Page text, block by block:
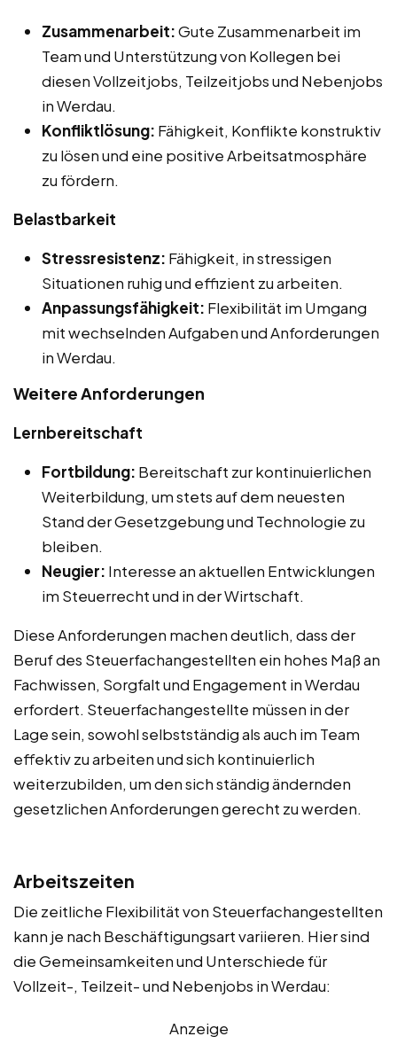
Zusammenarbeit:Gute Zusammenarbeit im
Team und Unterstützung von Kollegen bei
diesen Vollzeitjobs, Teilzeitjobs und Nebenjobs
in Werdau.
Konfliktlösung: Fähigkeit, Konflikte konstruktiv
zu lösen und eine positive Arbeitsatmosphäre
zu fördern.
Belastbarkeit
Stressresistenz: Fähigkeit, in stressigen
Situationen ruhig und effizient zu arbeiten.
Anpassungsfähigkeit: Flexibilität im Umgang
mit wechselnden Aufgaben und Anforderungen
in Werdau.
Weitere Anforderungen
Lernbereitschaft
Fortbildung: Bereitschaft zur kontinuierlichen
Weiterbildung, um stets auf dem neuesten
Stand der Gesetzgebung und Technologie zu
bleiben.
Neugier: Interesse an aktuellen Entwicklungen
im Steuerrecht und in der Wirtschaft.
Diese Anforderungen machen deutlich, dass der
Beruf des Steuerfachangestellten ein hohes Maß an
Fachwissen, Sorgfalt und Engagement in Werdau
erfordert. Steuerfachangestellte müssen in der
Lage sein, sowohl selbstständig als auch im Team
effektiv zu arbeiten und sich kontinuierlich
weiterzubilden, um den sich ständig ändernden
gesetzlichen Anforderungen gerecht zu werden.
Arbeitszeiten
Die zeitliche Flexibilität von Steuerfachangestellten
kann je nach Beschäftigungsart variieren. Hier sind
die Gemeinsamkeiten und Unterschiede für
Vollzeit-, Teilzeit- und Nebenjobs in Werdau:
Anzeige